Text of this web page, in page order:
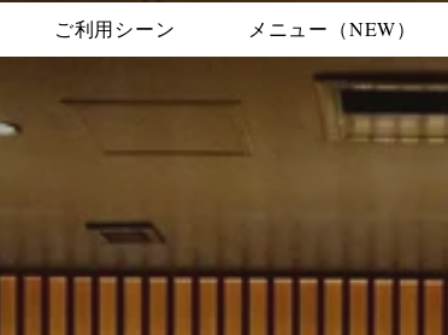
ご利用シーン メニュー（NEW）